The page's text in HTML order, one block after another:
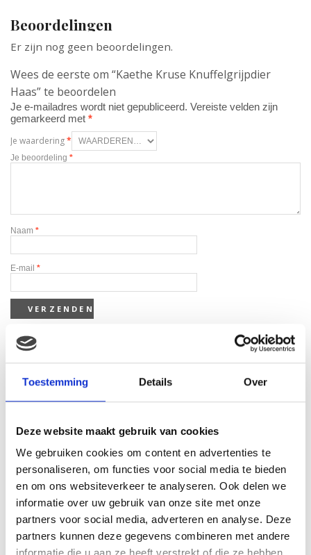
Toestemming Details Over
Deze website maakt gebruik van cookies
We gebruiken cookies om content en advertenties te
personaliseren, om functies voor social media te bieden
en om ons websiteverkeer te analyseren. Ook delen we
informatie over uw gebruik van onze site met onze
partners voor social media, adverteren en analyse. Deze
partners kunnen deze gegevens combineren met andere
Beoordelingen
Er zijn nog geen beoordelingen.
Wees de eerste om “Kaethe Kruse Knuffelgrijpdier
Haas” te beoordelen
Je e-mailadres wordt niet gepubliceerd. Vereiste velden zijn
gemarkeerd met *
Je waardering*
Je beoordeling *
Naam *
E-mail *
Gerelateerde producten
Ty Big eye beanie knuffel